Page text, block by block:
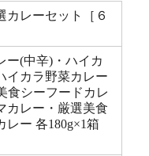
レーセット［６
ー(中辛)・ハイカ
イカラ野菜カレー
食シーフードカレ
カレー・厳選美食
レー 各180g×1箱